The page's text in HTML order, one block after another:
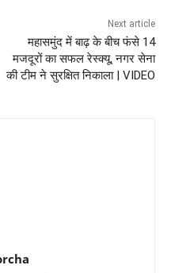
Next article
महासमुंद में बाढ़ के बीच फंसे 14
मजदूरों का सफल रेस्क्यू, नगर सेना
की टीम ने सुरक्षित निकाला | VIDEO